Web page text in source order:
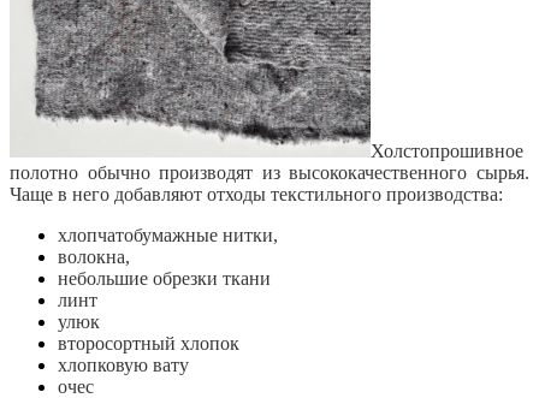
Холстопрошивное
полотно обычно производят из высококачественного сырья.
Чаще в него добавляют отходы текстильного производства:
хлопчатобумажные нитки,
волокна,
небольшие обрезки ткани
линт
улюк
второсортный хлопок
хлопковую вату
очес